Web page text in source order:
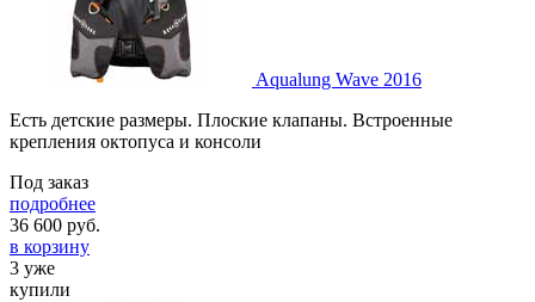
Aqualung Wave 2016
Есть детские размеры. Плоские клапаны. Встроенные
крепления октопуса и консоли
Под заказ
подробнее
36 600 руб.
в корзину
3 уже
купили